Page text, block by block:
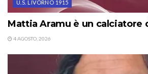
U.S. LIVORNO 1915
Mattia Aramu è un calciatore
4 AGOSTO, 2026